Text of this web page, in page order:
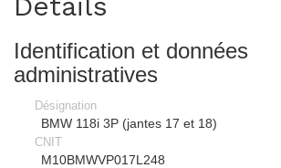
Identification et données
administratives
Désignation
BMW 118i 3P (jantes 17 et 18)
CNIT
M10BMWVP017L248